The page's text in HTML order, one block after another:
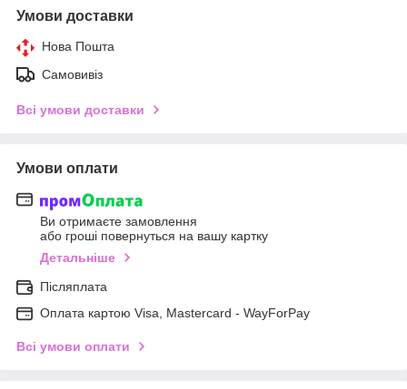
Умови доставки
Нова Пошта
Самовивіз
Всі умови доставки
Умови оплати
Ви отримаєте замовлення
або гроші повернуться на вашу картку
Детальніше
Післяплата
Оплата картою Visa, Mastercard - WayForPay
Всі умови оплати